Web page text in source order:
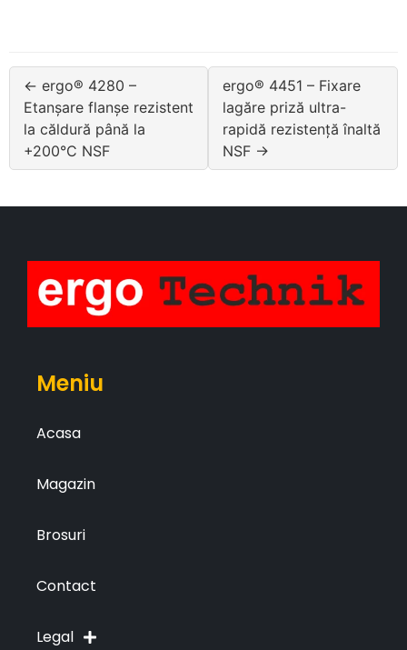
← ergo® 4280 –
Etanșare flanșe rezistent
la căldură până la
+200°C NSF
ergo® 4451 – Fixare
lagăre priză ultra-
rapidă rezistență înaltă
NSF →
Meniu
Acasa
Magazin
Brosuri
Contact
Legal